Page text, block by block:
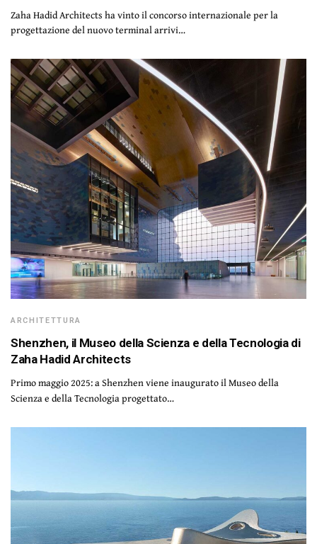
Zaha Hadid Architects ha vinto il concorso internazionale per la
progettazione del nuovo terminal arrivi…
ARCHITETTURA
Shenzhen, il Museo della Scienza e della Tecnologia di
Zaha Hadid Architects
Primo maggio 2025: a Shenzhen viene inaugurato il Museo della
Scienza e della Tecnologia progettato…